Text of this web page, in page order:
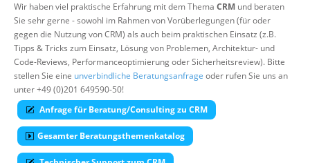
Wissen
Über uns
Suche
Wir haben viel praktische Erfahrung mit dem Thema CRM und beraten
Sie sehr gerne - sowohl im Rahmen von Vorüberlegungen (für oder
gegen die Nutzung von CRM) als auch beim praktischen Einsatz (z.B.
Tipps & Tricks zum Einsatz, Lösung von Problemen, Architektur- und
Code-Reviews, Performanceoptimierung oder Sicherheitsreview). Bitte
stellen Sie eine unverbindliche Beratungsanfrage oder rufen Sie uns an
unter +49 (0)201 649590-50!
Anfrage für Beratung/Consulting zu CRM
Gesamter Beratungsthemenkatalog